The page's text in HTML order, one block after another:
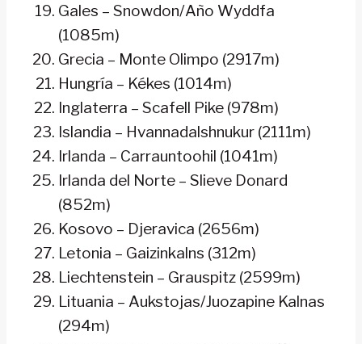
Gales – Snowdon/Año Wyddfa
(1085m)
Grecia – Monte Olimpo (2917m)
Hungría – Kékes (1014m)
Inglaterra – Scafell Pike (978m)
Islandia – Hvannadalshnukur (2111m)
Irlanda – Carrauntoohil (1041m)
Irlanda del Norte – Slieve Donard
(852m)
Kosovo – Djeravica (2656m)
Letonia – Gaizinkalns (312m)
Liechtenstein – Grauspitz (2599m)
Lituania – Aukstojas/Juozapine Kalnas
(294m)